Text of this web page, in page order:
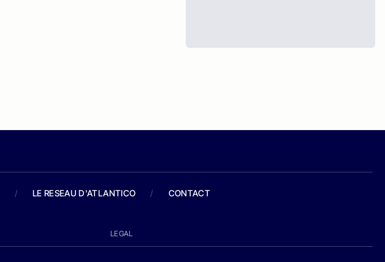
/ LE RESEAU D'ATLANTICO / CONTACT
LEGAL